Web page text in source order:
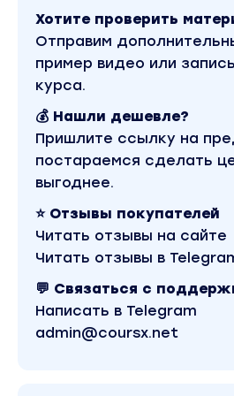
социальных сетях
Урок 3. Кто ваша целевая
Урок 4. Сегментация
Урок 5. Лестница Ханта и
целевой аудитории
Урок 6. Исследование
и потребностей аудитории
Урок 7. Ключевые
оффера и его усиление
Урок 8. Разбор примеров
формул
Урок 9. Превращаем
места конкурентов в
Хотите проверить
Отправим
пример видео или
курса.
💰 Нашли дешевле?
Пришлите ссылку на
постараемся сделать
выгоднее.
⭐ Отзывы покупателей
Читать отзывы на сайте
Читать отзывы в
💬 Связаться с
Написать в Telegram
admin@coursx.net